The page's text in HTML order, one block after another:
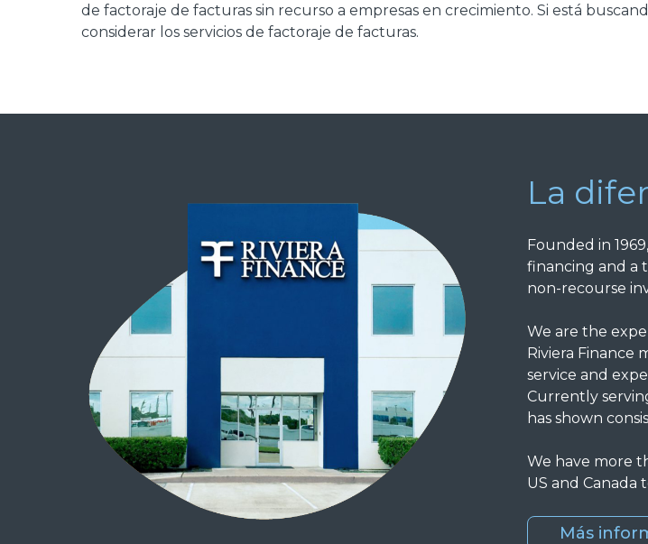
de factoraje de facturas sin recurso a empresas en crecimiento. Si está
considerar los servicios de factoraje de facturas.
La
Founded in
financing and a
non-recourse
We are the
Riviera Finance
service and
Currently
has shown
We have more
US and Canada
Más